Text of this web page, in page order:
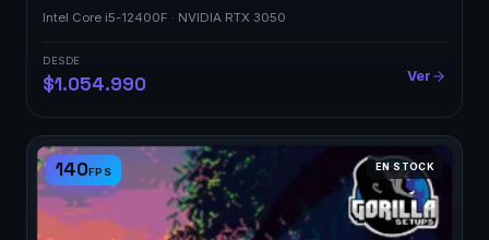
Intel Core i5-12400F · NVIDIA RTX 3050
DESDE
$1.054.990 Ver
140FPS EN STOCK